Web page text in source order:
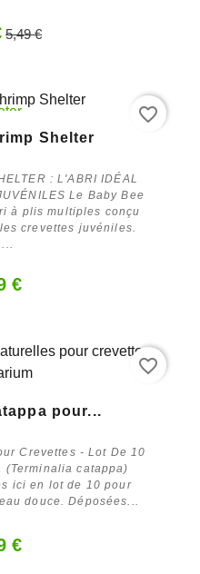
5,49 €
Shelter
: L'ABRI IDÉAL
Le Baby Bee
à plis multiples conçu
crevettes juvéniles.
€
favorite_border
pour...
Crevettes - Lot De 10
catappa)
ici en lot de 10 pour
douce. Déposées...
€
favorite_border